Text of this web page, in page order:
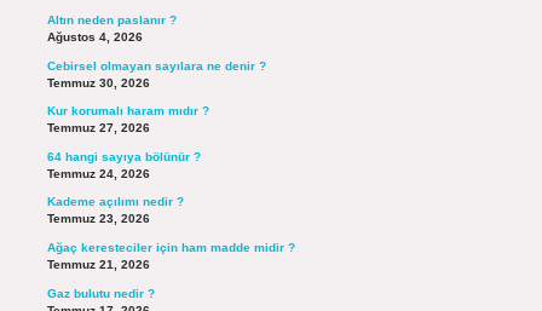
Altın neden paslanır ?
Ağustos 4, 2026
Cebirsel olmayan sayılara ne denir ?
Temmuz 30, 2026
Kur korumalı haram mıdır ?
Temmuz 27, 2026
64 hangi sayıya bölünür ?
Temmuz 24, 2026
Kademe açılımı nedir ?
Temmuz 23, 2026
Ağaç keresteciler için ham madde midir ?
Temmuz 21, 2026
Gaz bulutu nedir ?